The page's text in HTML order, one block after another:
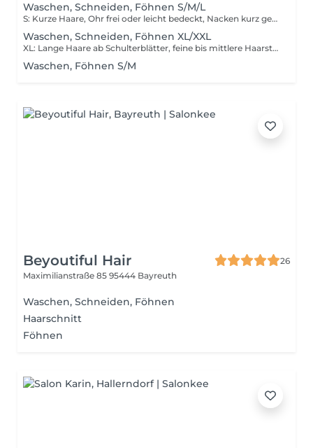
Waschen, Schneiden, Föhnen S/M/L
S: Kurze Haare, Ohr frei oder leicht bedeckt, Nacken kurz gehalten, trocken pusten M: Haare maximal bis zur Schulter, Bob Länge, feinere Haare, wenig Föhnaufwand L: Haare bis zur Schulter und drüber, kräftige Haare, aufwändigeres Föhnen bzw Styling
Waschen, Schneiden, Föhnen XL/XXL
XL: Lange Haare ab Schulterblätter, feine bis mittlere Haarstärke, Föhnen bzw Styling XXL: Sehr lange Haare, mittlere bis kräftigere Haarstärke, langes und aufwändiges Styling
Waschen, Föhnen S/M
Beyoutiful Hair
26
Maximilianstraße 85 95444 Bayreuth
Waschen, Schneiden, Föhnen
Haarschnitt
Föhnen